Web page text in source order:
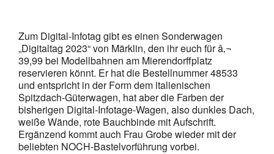
Zum Digital-Infotag gibt es einen Sonderwagen
„Digitaltag 2023“ von Märklin, den ihr euch für â‚¬
39,99 bei Modellbahnen am Mierendorffplatz
reservieren könnt. Er hat die Bestellnummer 48533
und entspricht in der Form dem italienischen
Spitzdach-Güterwagen, hat aber die Farben der
bisherigen Digital-Infotage-Wagen, also dunkles Dach,
weiße Wände, rote Bauchbinde mit Aufschrift.
Ergänzend kommt auch Frau Grobe wieder mit der
beliebten NOCH-Bastelvorführung vorbei.